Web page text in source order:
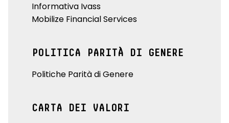
Informativa Ivass
Mobilize Financial Services
POLITICA PARITÀ DI GENERE
Politiche Parità di Genere
CARTA DEI VALORI